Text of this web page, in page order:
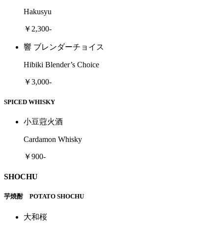
Hakusyu
￥2,300-
響 ブレンダーチョイス
Hibiki Blender’s Choice
￥3,000-
SPICED WHISKY
小豆蒄火酒
Cardamon Whisky
￥900-
SHOCHU
芋焼酎 POTATO SHOCHU
大和桜